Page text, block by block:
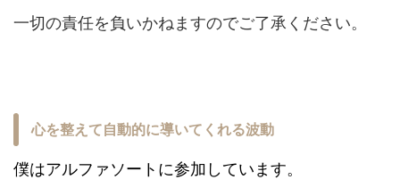
一切の責任を負いかねますのでご了承ください。
心を整えて自動的に導いてくれる波動
僕はアルファソートに参加しています。